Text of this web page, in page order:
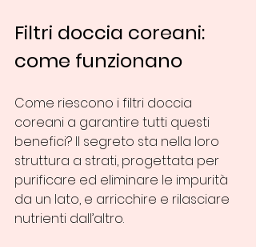
Filtri doccia coreani:
come funzionano
Come riescono i filtri doccia
coreani a garantire tutti questi
benefici? Il segreto sta nella loro
struttura a strati, progettata per
purificare ed eliminare le impurità
da un lato, e arricchire e rilasciare
nutrienti dall’altro.